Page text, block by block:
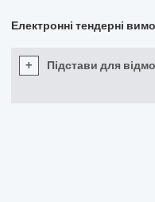
Електронні тендерні
+ Підстави для